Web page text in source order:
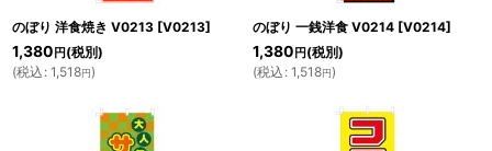
のぼり 洋食焼き V0213 [V0213]
1,380 円 (税別)
(税込 : 1,518円)
のぼり 一銭洋食 V0214 [V0214]
1,380 円 (税別)
(税込 : 1,518円)